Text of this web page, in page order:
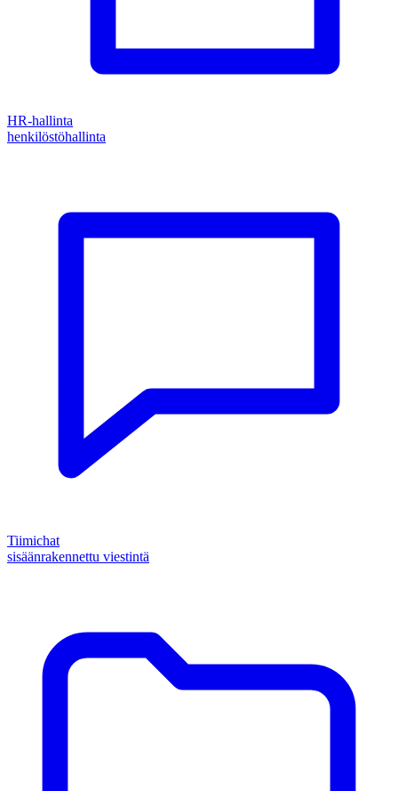
HR-hallinta
henkilöstöhallinta
Tiimichat
sisäänrakennettu viestintä